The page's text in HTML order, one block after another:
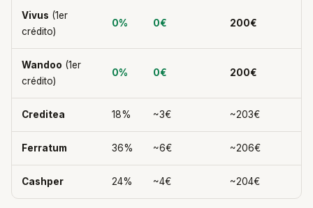
Vivus (1er
crédito)
0% 0€ 200€
Wandoo (1er
crédito)
0% 0€ 200€
Creditea 18% ~3€ ~203€
Ferratum 36% ~6€ ~206€
Cashper 24% ~4€ ~204€